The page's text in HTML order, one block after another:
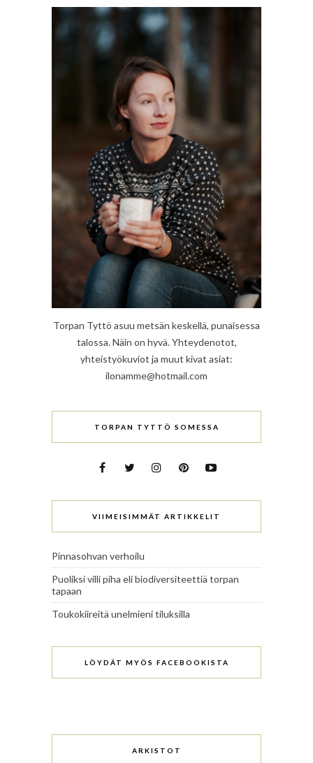
Torpan Tyttö asuu metsän keskellä, punaisessa
talossa. Näin on hyvä. Yhteydenotot,
yhteistyökuviot ja muut kivat asiat:
ilonamme@hotmail.com
TORPAN TYTTÖ SOMESSA
VIIMEISIMMÄT ARTIKKELIT
Pinnasohvan verhoilu
Puoliksi villi piha eli biodiversiteettiä torpan
tapaan
Toukokiireitä unelmieni tiluksilla
LÖYDÄT MYÖS FACEBOOKISTA
ARKISTOT